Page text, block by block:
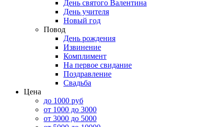
День святого Валентина
День учителя
Новый год
Повод
День рождения
Извинение
Комплимент
На первое свидание
Поздравление
Свадьба
Цена
до 1000 руб
от 1000 до 3000
от 3000 до 5000